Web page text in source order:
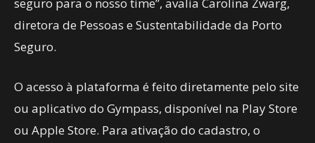
diretora de Pessoas e Sustentabilidade da Porto
Seguro.
O acesso à plataforma é feito diretamente pelo site
ou aplicativo do Gympass, disponível na Play Store
ou Apple Store. Para ativação do cadastro, o